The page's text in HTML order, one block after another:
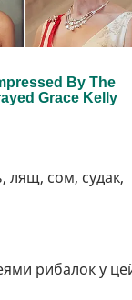
лящ, сом, судак,
рибалок у